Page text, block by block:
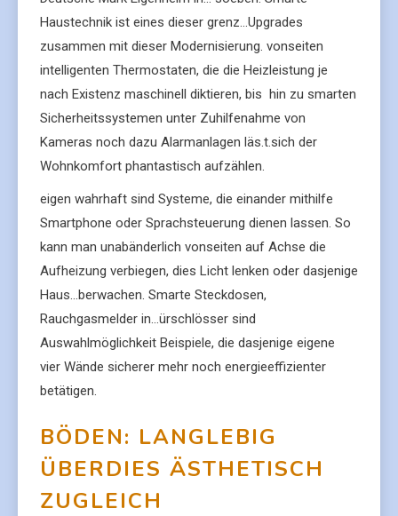
Haustechnik ist eines dieser grenz…Upgrades
zusammen mit dieser Modernisierung. vonseiten
intelligenten Thermostaten, die die Heizleistung je
nach Existenz maschinell diktieren, bis hin zu smarten
Sicherheitssystemen unter Zuhilfenahme von
Kameras noch dazu Alarmanlagen läs.t.sich der
Wohnkomfort phantastisch aufzählen.
eigen wahrhaft sind Systeme, die einander mithilfe
Smartphone oder Sprachsteuerung dienen lassen. So
kann man unabänderlich vonseiten auf Achse die
Aufheizung verbiegen, dies Licht lenken oder dasjenige
Haus…berwachen. Smarte Steckdosen,
Rauchgasmelder in…ürschlösser sind
Auswahlmöglichkeit Beispiele, die dasjenige eigene
vier Wände sicherer mehr noch energieeffizienter
betätigen.
BÖDEN: LANGLEBIG
ÜBERDIES ÄSTHETISCH
ZUGLEICH